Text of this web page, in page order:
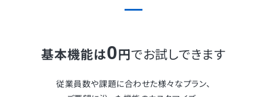
基本機能は0円でお試しできます
従業員数や課題に合わせた様々なプラン、